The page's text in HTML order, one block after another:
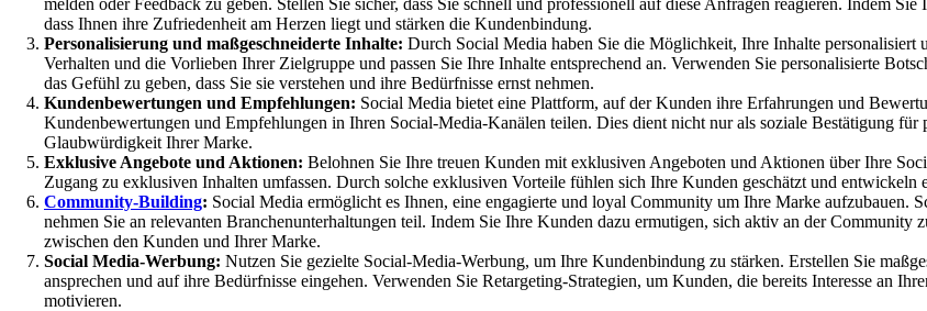
dass Ihnen ihre Zufriedenheit am Herzen liegt und stärken die Kundenbindung.
Personalisierung und maßgeschneiderte Inhalte: Durch Social Media haben Sie die Möglichkeit, Ihre Inhalte personalisiert
Verhalten und die Vorlieben Ihrer Zielgruppe und passen Sie Ihre Inhalte entsprechend an. Verwenden Sie personalisierte
das Gefühl zu geben, dass Sie sie verstehen und ihre Bedürfnisse ernst nehmen.
Kundenbewertungen und Empfehlungen: Social Media bietet eine Plattform, auf der Kunden ihre Erfahrungen und
Kundenbewertungen und Empfehlungen in Ihren Social-Media-Kanälen teilen. Dies dient nicht nur als soziale Bestätigung für
Glaubwürdigkeit Ihrer Marke.
Exklusive Angebote und Aktionen: Belohnen Sie Ihre treuen Kunden mit exklusiven Angeboten und Aktionen über Ihre
Zugang zu exklusiven Inhalten umfassen. Durch solche exklusiven Vorteile fühlen sich Ihre Kunden geschätzt und entwickeln
Community-Building: Social Media ermöglicht es Ihnen, eine engagierte und loyal Community um Ihre Marke aufzubauen.
nehmen Sie an relevanten Branchenunterhaltungen teil. Indem Sie Ihre Kunden dazu ermutigen, sich aktiv an der
zwischen den Kunden und Ihrer Marke.
Social Media-Werbung: Nutzen Sie gezielte Social-Media-Werbung, um Ihre Kundenbindung zu stärken. Erstellen Sie
ansprechen und auf ihre Bedürfnisse eingehen. Verwenden Sie Retargeting-Strategien, um Kunden, die bereits Interesse an
motivieren.